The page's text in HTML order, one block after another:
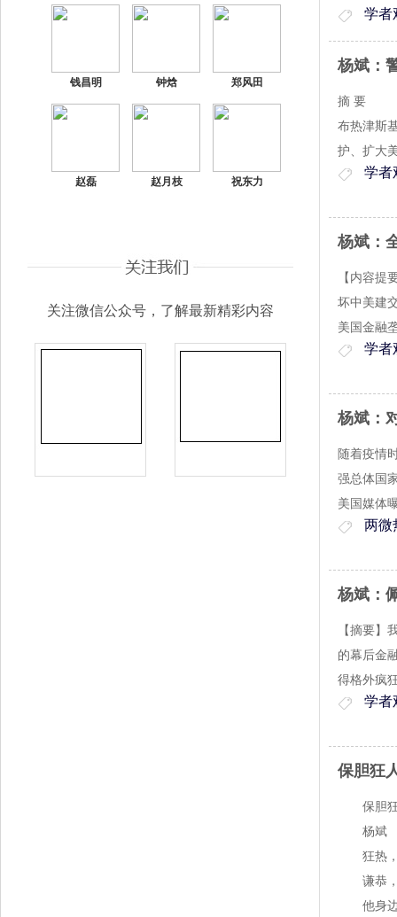
钱昌明 钟焓 郑风田
赵磊 赵月枝 祝东力
关注微信公众号，了解最新精彩内容
学者
杨斌：
摘 要
布热津斯
护、扩大
学者
杨斌：
【内容提
坏中美建
美国金融
学者
杨斌：
随着疫情
强总体国
美国媒体
两微
杨斌：
【摘要】
的幕后金
得格外疯
学者
保胆狂
保胆狂
杨斌
狂热，
谦恭，
他身边